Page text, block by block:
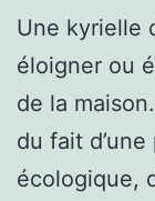
Une kyrielle
éloigner ou
de la
du fait
écologique,